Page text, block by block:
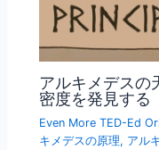
アルキメデスの
密度を発見する
Even More TED-Ed
キメデスの原理, アル